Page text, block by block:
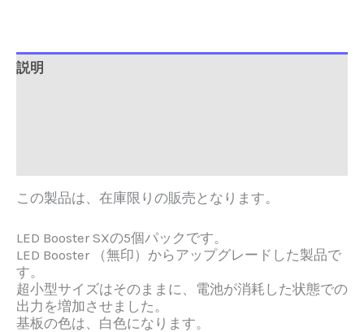
説明
この製品は、在庫限りの販売となります。
LED Booster SXの5個パックです。
LED Booster （無印）からアップグレードした製品で
す。
超小型サイズはそのままに、電池が消耗した状態での
出力を増加させました。
基板の色は、白色になります。